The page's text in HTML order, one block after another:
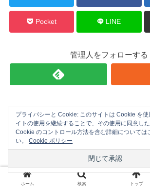
Pocket LINE
管理人をフォローする
関連記事
渡島エリア(函館、七飯、松前･･･)
函館でオススメ
食べ放題プラン５
ホーム 検索 トップ
プライバシーと Cookie: このサイトは Cookie を
イトの使用を継続することで、その使用に同意した
Cookie のコントロール方法を含む詳細については
い。 Cookie ポリシー